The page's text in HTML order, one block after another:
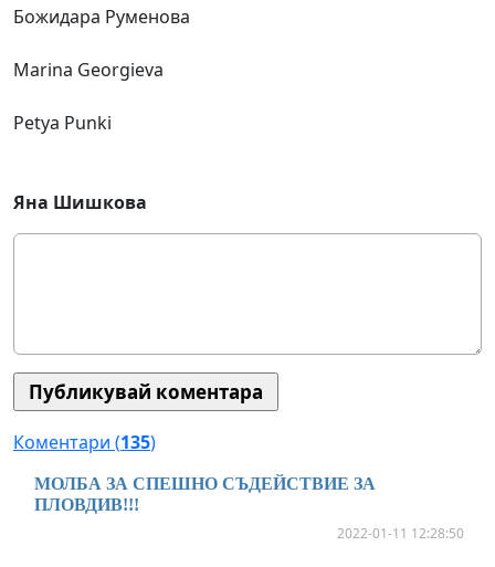
Божидара Руменова
Marina Georgieva
Petya Punki
Яна Шишкова
Коментари (135)
МОЛБА ЗА СПЕШНО СЪДЕЙСТВИЕ ЗА
ПЛОВДИВ!!!
2022-01-11 12:28:50